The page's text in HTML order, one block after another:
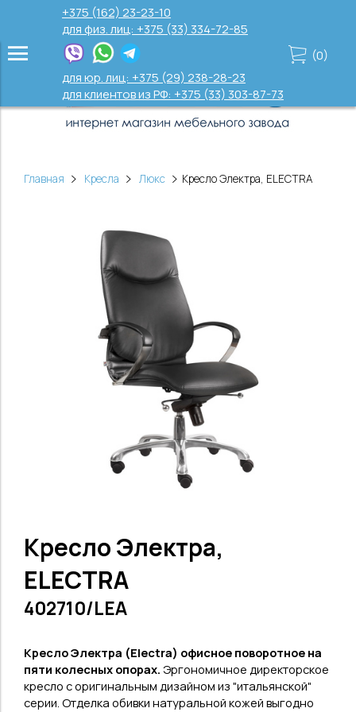
+375 (162) 23-23-10
для физ. лиц: +375 (33) 334-72-85
для юр. лиц: +375 (29) 238-28-23
для клиентов из РФ: +375 (33) 303-87-73
(0)
Главная Кресла Люкс Кресло Электра, ELECTRA
Кресло Электра,
ELECTRA
402710/LEA
Кресло Электра (Electra) офисное поворотное на
пяти колесных опорах. Эргономичное директорское
кресло с оригинальным дизайном из "итальянской"
серии. Отделка обивки натуральной кожей выгодно